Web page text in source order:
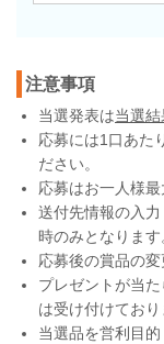
注意事項
当選発表は当選
応募には1口あた
ださい。
応募はお一人様最
送付先情報の入
時のみとなりま
応募後の賞品の変
プレゼントが当
は受け付けており
当選品を営利目